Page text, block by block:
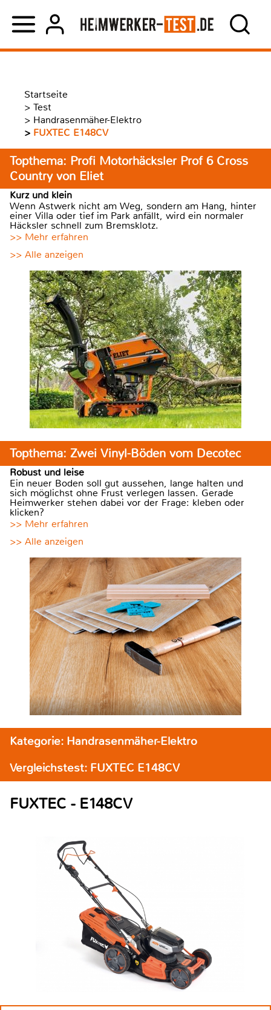
Startseite
> Test
> Handrasenmäher-Elektro
> FUXTEC E148CV
Topthema: Profi Motorhäcksler Prof 6 Cross
Country von Eliet
Kurz und klein
Wenn Astwerk nicht am Weg, sondern am Hang, hinter
einer Villa oder tief im Park anfällt, wird ein normaler
Häcksler schnell zum Bremsklotz.
>> Mehr erfahren
>> Alle anzeigen
Topthema: Zwei Vinyl-Böden vom Decotec
Robust und leise
Ein neuer Boden soll gut aussehen, lange halten und
sich möglichst ohne Frust verlegen lassen. Gerade
Heimwerker stehen dabei vor der Frage: kleben oder
klicken?
>> Mehr erfahren
>> Alle anzeigen
Kategorie: Handrasenmäher-Elektro
Vergleichstest: FUXTEC E148CV
FUXTEC - E148CV